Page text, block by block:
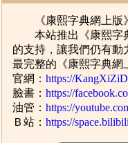
《康熙字典網上版
本站推出《康熙字
的支持，讓我們仍有
最完整的《康熙字典網
官網：https://
臉書：https://
油管：https://
Ｂ站：https://